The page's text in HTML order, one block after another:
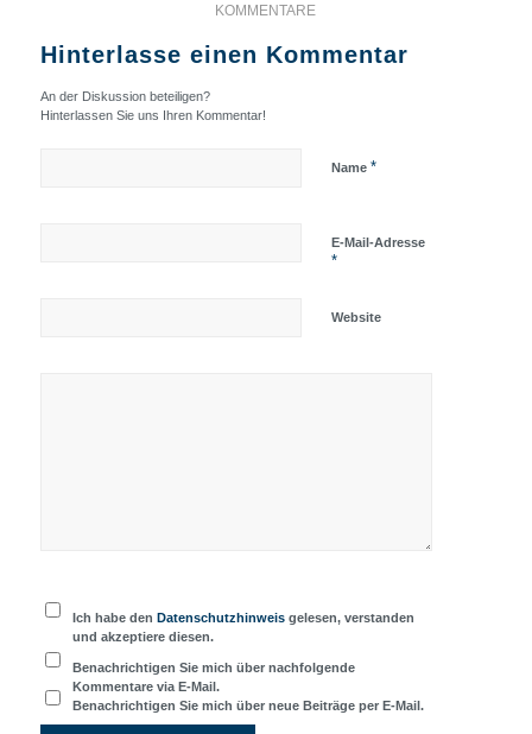
KOMMENTARE
Hinterlasse einen Kommentar
An der Diskussion beteiligen?
Hinterlassen Sie uns Ihren Kommentar!
Name *
E-Mail-Adresse
*
Website
Ich habe denDatenschutzhinweis gelesen, verstanden
und akzeptiere diesen.
Benachrichtigen Sie mich über nachfolgende
Kommentare via E-Mail.
Benachrichtigen Sie mich über neue Beiträge per E-Mail.